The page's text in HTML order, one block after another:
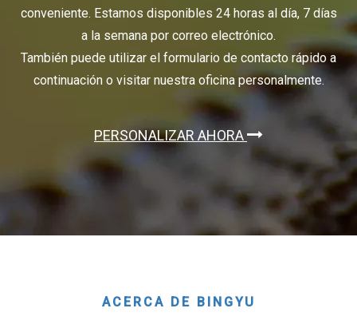
conveniente. Estamos disponibles 24 horas al día, 7 días
a la semana por correo electrónico.
También puede utilizar el formulario de contacto rápido a
continuación o visitar nuestra oficina personalmente.
PERSONALIZAR AHORA
ACERCA DE BINGYU